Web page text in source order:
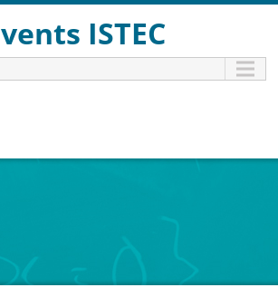
Events ISTEC